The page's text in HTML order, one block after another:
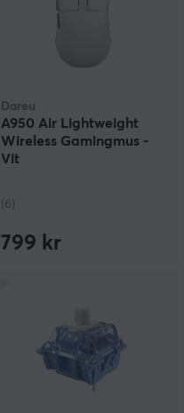
Dareu
A950 Air Lightweight
Wireless Gamingmus -
Vit
(6)
799 kr